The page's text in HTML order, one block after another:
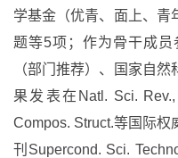
学基金（优青、面上、青
题等5项；作为骨干成
（部门推荐）、国家自
果发表在Natl. Sci. Rev.,
Compos. Struct.等国际权
刊Supercond. Sci.